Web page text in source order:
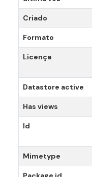
Criado
Formato
Licença
Datastore active
Has views
Id
Mimetype